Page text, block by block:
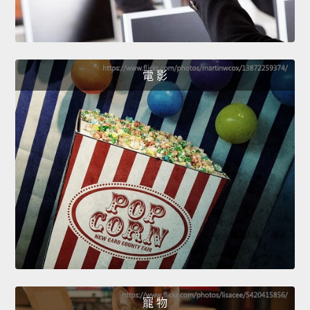
電 影
寵 物